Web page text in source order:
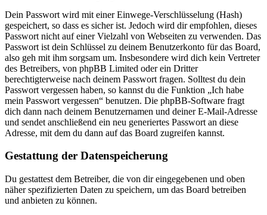
Dein Passwort wird mit einer Einwege-Verschlüsselung (Hash)
gespeichert, so dass es sicher ist. Jedoch wird dir empfohlen, dieses
Passwort nicht auf einer Vielzahl von Webseiten zu verwenden. Das
Passwort ist dein Schlüssel zu deinem Benutzerkonto für das Board,
also geh mit ihm sorgsam um. Insbesondere wird dich kein Vertreter
des Betreibers, von phpBB Limited oder ein Dritter
berechtigterweise nach deinem Passwort fragen. Solltest du dein
Passwort vergessen haben, so kannst du die Funktion „Ich habe
mein Passwort vergessen“ benutzen. Die phpBB-Software fragt
dich dann nach deinem Benutzernamen und deiner E-Mail-Adresse
und sendet anschließend ein neu generiertes Passwort an diese
Adresse, mit dem du dann auf das Board zugreifen kannst.
Gestattung der Datenspeicherung
Du gestattest dem Betreiber, die von dir eingegebenen und oben
näher spezifizierten Daten zu speichern, um das Board betreiben
und anbieten zu können.